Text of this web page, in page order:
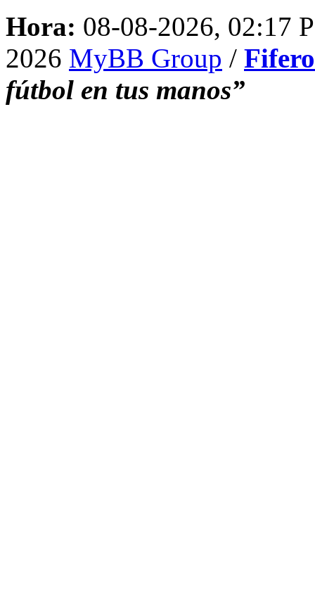
Hora: 08-08-2026, 02:17
2026 MyBB Group /
fútbol en tus manos”